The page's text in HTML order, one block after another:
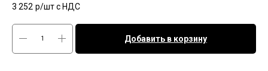
3 252 р/шт c НДС
Добавить в корзину